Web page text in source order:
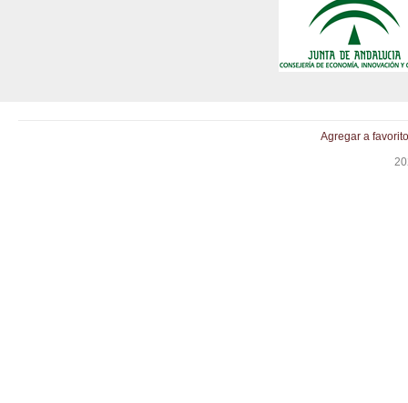
Agregar a